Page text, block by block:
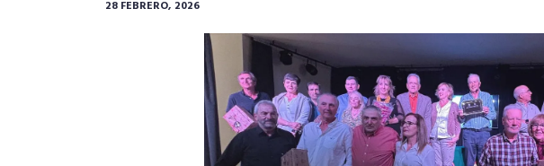
28 FEBRERO, 2026